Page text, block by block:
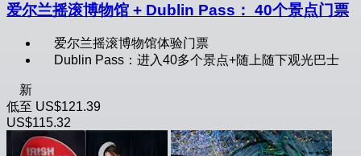
爱尔兰摇滚博物馆 + Dublin Pass： 40个景点门票
爱尔兰摇滚博物馆体验门票
Dublin Pass：进入40多个景点+随上随下观光巴士
新
低至 US$121.39
US$115.32